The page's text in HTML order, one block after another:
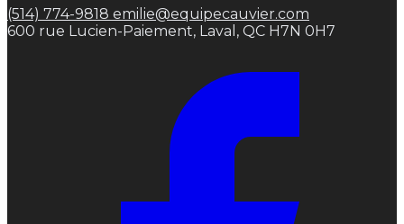
(514) 774-9818 emilie@equipecauvier.com
600 rue Lucien-Paiement, Laval, QC H7N 0H7